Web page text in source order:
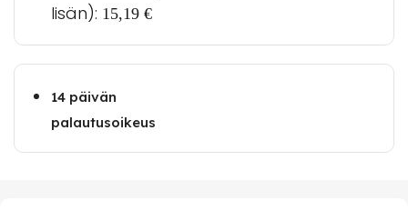
lisän): 15,19 €
14 päivän
palautusoikeus